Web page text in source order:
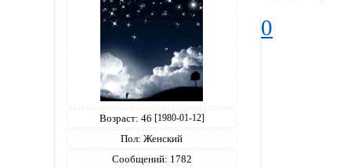
Возраст: 46 [1980-01-12]
Пол: Женский
Сообщений: 1782
0